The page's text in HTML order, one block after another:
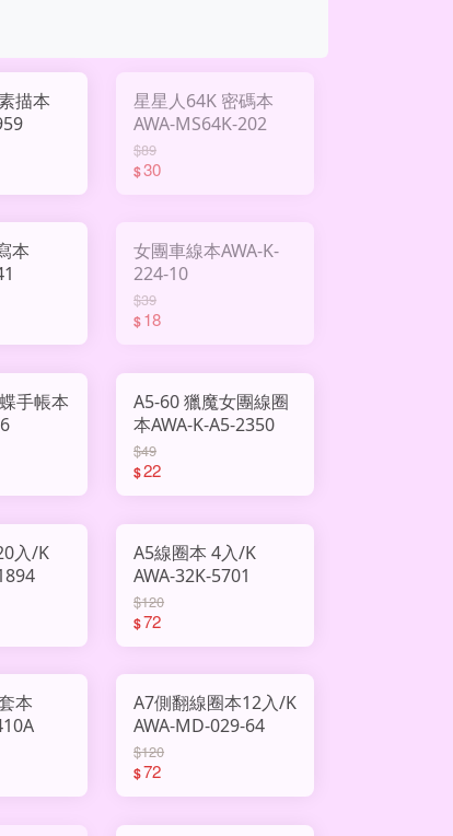
描本
星星人64K 密碼本
AWA-MS64K-202
$89
$30
本
女團車線本AWA-K-
224-10
$39
$18
手帳本
A5-60 獵魔女團線圈
本AWA-K-A5-2350
$49
$22
入/K
A5線圈本 4入/K
AWA-32K-5701
$120
$72
本
A7側翻線圈本12入/K
AWA-MD-029-64
$120
$72